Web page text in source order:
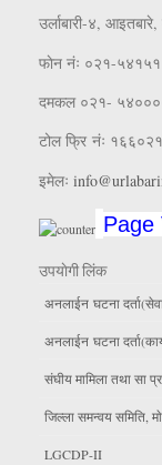
उर्लाबारी-४,
फाेन नंः ०२१-
दमकल ०२१-
टोल फ्रि नंः
इमेलः
Page
उपयाेगी लिंक
अनलाईन घटना
अनलाईन घटना
संघीय मामिला तथा सा
जिल्ला समन्वय समिति,
LGCDP-II